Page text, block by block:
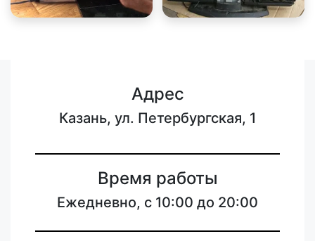
Адрес
Казань, ул. Петербургская, 1
Время работы
Ежедневно, с 10:00 до 20:00